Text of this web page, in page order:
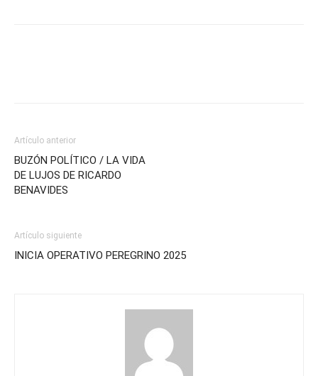
Artículo anterior
BUZÓN POLÍTICO / LA VIDA
DE LUJOS DE RICARDO
BENAVIDES
Artículo siguiente
INICIA OPERATIVO PEREGRINO 2025